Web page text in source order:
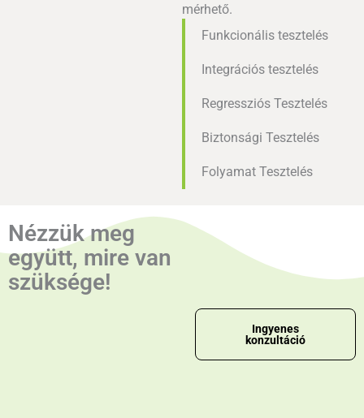
mérhető.
Funkcionális tesztelés
Integrációs tesztelés
Regressziós Tesztelés
Biztonsági Tesztelés
Folyamat Tesztelés
Nézzük meg
együtt, mire van
szüksége!
Ingyenes
konzultáció